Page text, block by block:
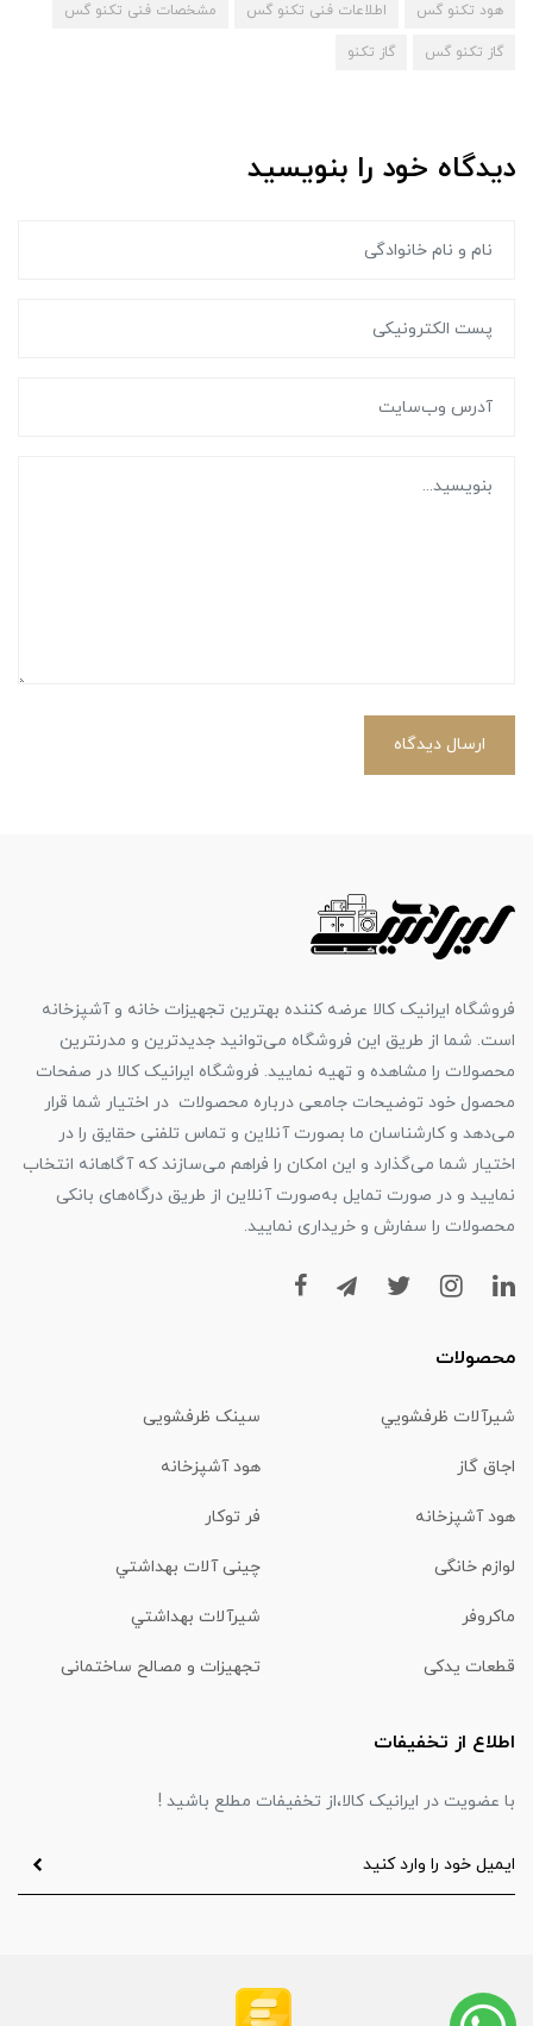
هود تکنو گس اطلاعات فنی تکنو گس مشخصات فنی تکنو گس
گاز تکنو گس گاز تکنو
دیدگاه خود را بنویسید
ارسال دیدگاه
فروشگاه ایرانیک کالا عرضه کننده بهترین تجهیزات خانه و آشپزخانه
است. شما از طریق این فروشگاه می‌توانید جدیدترین و مدرنترین
محصولات را مشاهده و تهیه نمایید. فروشگاه ایرانیک کالا در صفحات
محصول خود توضیحات جامعی درباره محصولات در اختیار شما قرار
می‌دهد و کارشناسان ما بصورت آنلاین و تماس تلفنی حقایق را در
اختیار شما می‌گذارد و این امکان را فراهم می‌سازند که آگاهانه انتخاب
نمایید و در صورت تمایل به‌صورت آنلاین از طریق درگاه‌های بانکی
محصولات را سفارش و خریداری نمایید.
محصولات
شیرآلات ظرفشويي سینک ظرفشویی
اجاق گاز هود آشپزخانه
هود آشپزخانه فر توکار
لوازم خانگی چینی آلات بهداشتي
ماكروفر شیرآلات بهداشتي
قطعات یدکی تجهیزات و مصالح ساختمانی
اطلاع از تخفیفات
با عضویت در ایرانیک کالا،از تخفیفات مطلع باشید !